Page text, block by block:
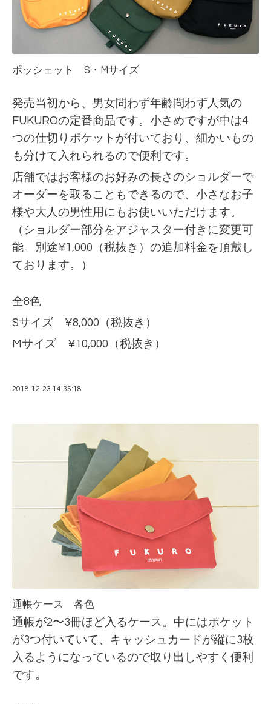
ポッシェット S・Mサイズ
発売当初から、男女問わず年齢問わず人気の
FUKUROの定番商品です。小さめですが中は4
つの仕切りポケットが付いており、細かいもの
も分けて入れられるので便利です。
店舗ではお客様のお好みの長さのショルダーで
オーダーを取ることもできるので、小さなお子
様や大人の男性用にもお使いいただけます。
（ショルダー部分をアジャスター付きに変更可
能。別途¥1,000（税抜き）の追加料金を頂戴し
ております。）
全8色
Sサイズ ¥8,000（税抜き）
Mサイズ ¥10,000（税抜き）
2018-12-23 14:35:18
通帳ケース 各色
通帳が2〜3冊ほど入るケース。中にはポケット
が3つ付いていて、キャッシュカードが縦に3枚
入るようになっているので取り出しやすく便利
です。